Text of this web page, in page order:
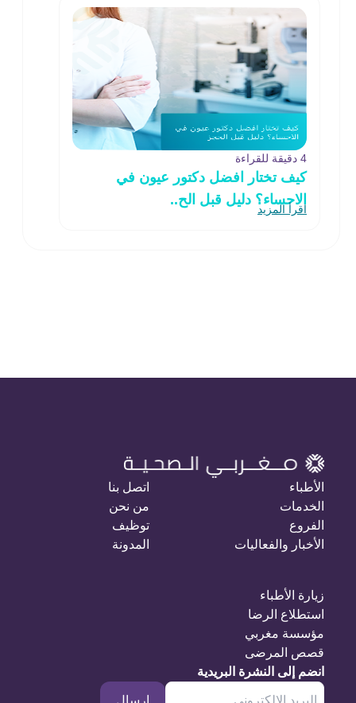
4 دقيقة للقراءة
كيف تختار افضل دكتور عيون في
الاحساء؟ دليل قبل الح..
اقرأ المزيد
الأطباء
الخدمات
الفروع
الأخبار والفعاليات
اتصل بنا
من نحن
توظيف
المدونة
زيارة الأطباء
استطلاع الرضا
مؤسسة مغربي
قصص المرضى
انضم إلى النشرة البريدية
إرسال